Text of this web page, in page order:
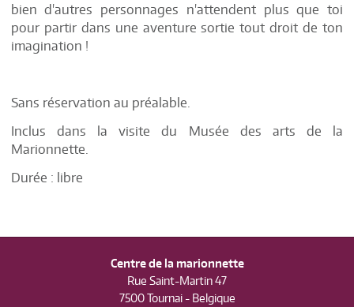
bien d'autres personnages n'attendent plus que toi
pour partir dans une aventure sortie tout droit de ton
imagination !
Sans réservation au préalable.
Inclus dans la visite du Musée des arts de la
Marionnette.
Durée : libre
Centre de la marionnette
Rue Saint-Martin 47
7500 Tournai - Belgique